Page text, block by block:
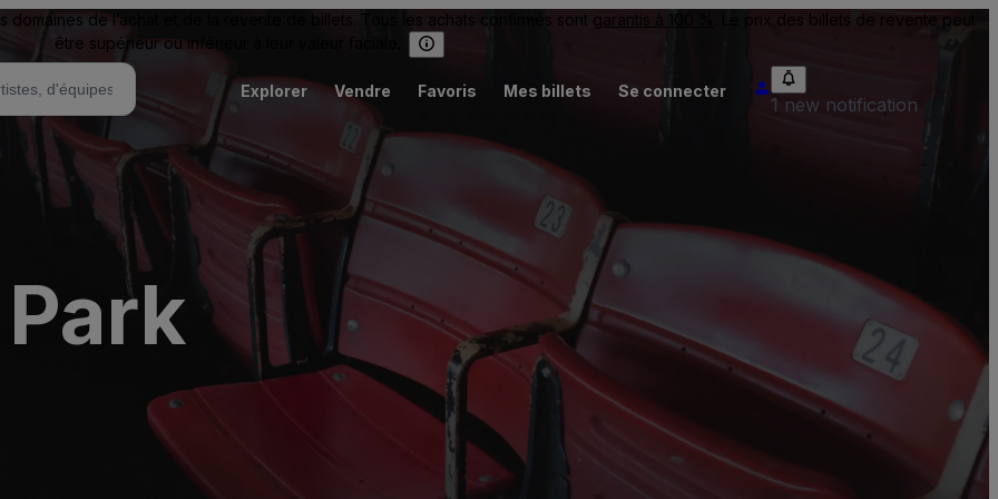
domaines de l’achat et de la revente de billets. Tous les achats confirmés sont garantis à 100 %
. Le prix des billets de revente peut
être supérieur ou inférieur à leur valeur faciale.
Explorer Vendre Favoris Mes billets Se connecter
1 new notification